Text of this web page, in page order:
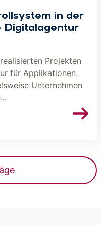
in der
Digitalagentur
Projekten
für Applikationen.
Unternehmen